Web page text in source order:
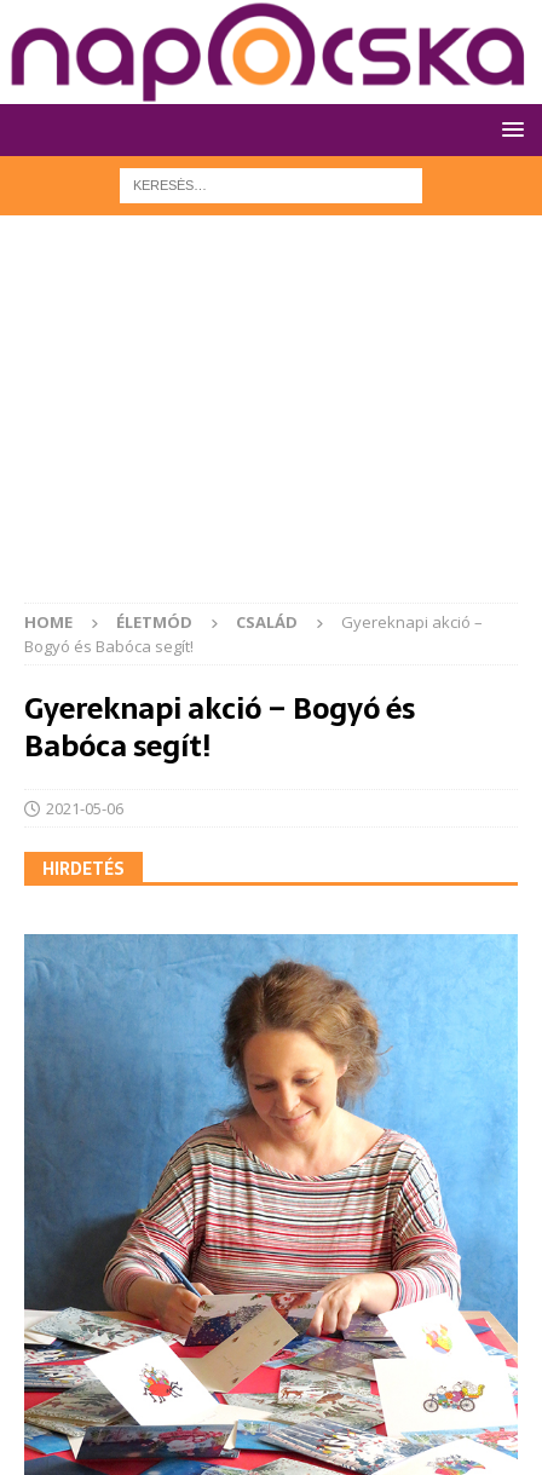
HOME ÉLETMÓD CSALÁD
Gyereknapi akció –
Bogyó és Babóca segít!
Gyereknapi akció – Bogyó és
Babóca segít!
2021-05-06
HIRDETÉS